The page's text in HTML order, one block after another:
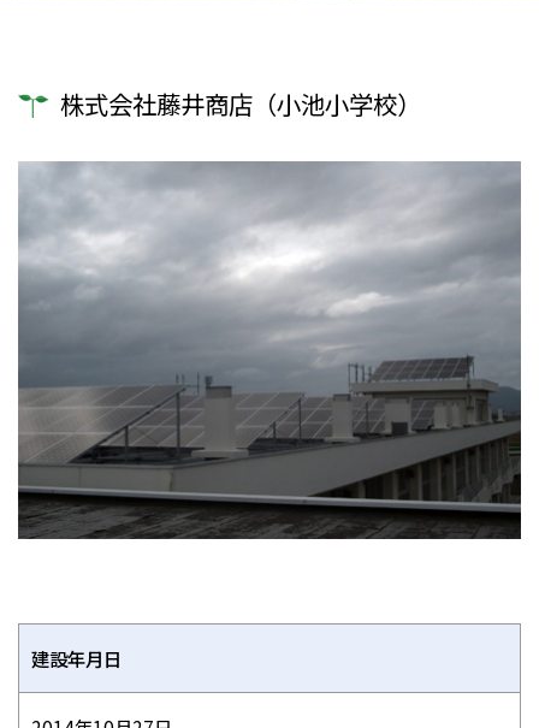
株式会社藤井商店（小池小学校）
建設年月日